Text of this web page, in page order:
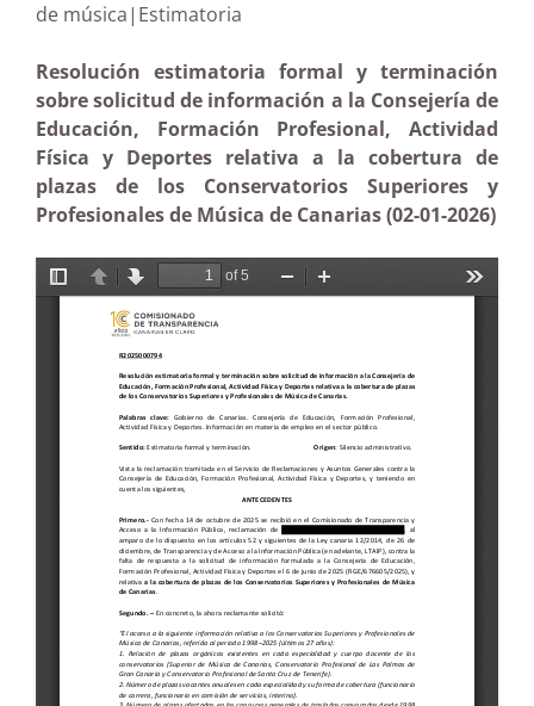
de música|Estimatoria
Resolución estimatoria formal y terminación
sobre solicitud de información a la Consejería de
Educación, Formación Profesional, Actividad
Física y Deportes relativa a la cobertura de
plazas de los Conservatorios Superiores y
Profesionales de Música de Canarias (02-01-2026)